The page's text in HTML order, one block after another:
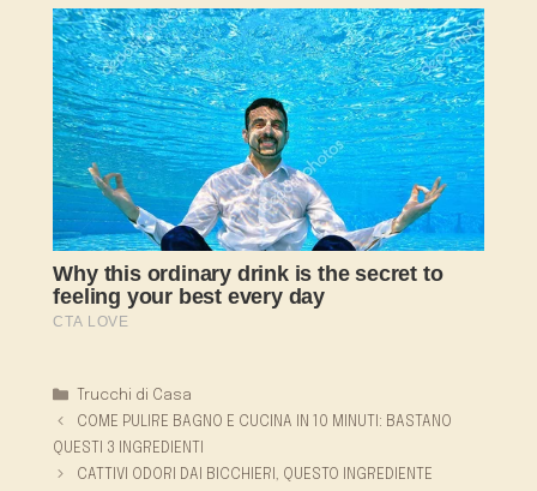
Categorie
Trucchi di Casa
COME PULIRE BAGNO E CUCINA IN 10 MINUTI: BASTANO
QUESTI 3 INGREDIENTI
CATTIVI ODORI DAI BICCHIERI, QUESTO INGREDIENTE